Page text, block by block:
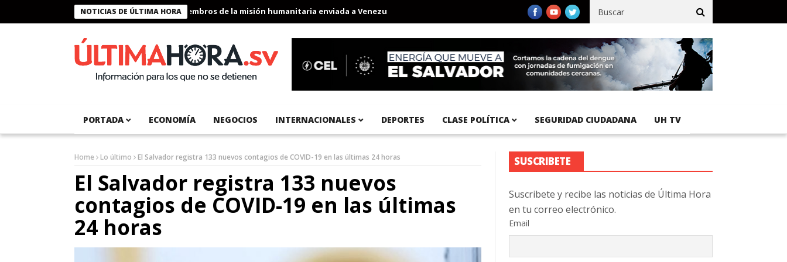
NOTICIAS DE ÚLTIMA HORA
Presidente Bukele condecora a miembros de la misión humanitaria enviada a Venezuela Aeropuerto Internacional del Pacífico registra 92 % de avance en obras de terracería
PORTADA ECONOMÍA NEGOCIOS INTERNACIONALES DEPORTES CLASE POLÍTICA SEGURIDAD CIUDADANA UH TV
Home Lo último El Salvador registra 133 nuevos contagios de COVID-19 en las últimas 24 horas
El Salvador registra 133 nuevos
contagios de COVID-19 en las últimas
24 horas
SUSCRIBETE
Suscribete y recibe las noticias de Última Hora
en tu correo electrónico.
Email